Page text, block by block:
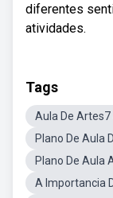
diferentes
atividades.
Tags
Aula De Artes7
Plano De Aula
Plano De Aula
A Importancia